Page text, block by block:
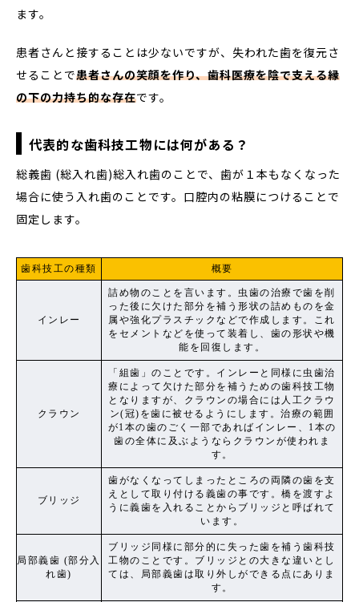
ます。
患者さんと接することは少ないですが、失われた歯を復元さ
せることで患者さんの笑顔を作り、歯科医療を陰で支える縁
の下の力持ち的な存在です。
代表的な歯科技工物には何がある？
総義歯 (総入れ歯)総入れ歯のことで、歯が１本もなくなった
場合に使う入れ歯のことです。口腔内の粘膜につけることで
固定します。
歯科技工の種類 概要
インレー
詰め物のことを言います。虫歯の治療で歯を削
った後に欠けた部分を補う形状の詰めものを金
属や強化プラスチックなどで作成します。これ
をセメントなどを使って装着し、歯の形状や機
能を回復します。
クラウン
「組歯」のことです。インレーと同様に虫歯治
療によって欠けた部分を補うための歯科技工物
となりますが、クラウンの場合には人工クラウ
ン(冠)を歯に被せるようにします。治療の範囲
が1本の歯のごく一部であればインレー、1本の
歯の全体に及ぶようならクラウンが使われま
す。
ブリッジ
歯がなくなってしまったところの両隣の歯を支
えとして取り付ける義歯の事です。橋を渡すよ
うに義歯を入れることからブリッジと呼ばれて
います。
局部義歯 (部分入
れ歯)
ブリッジ同様に部分的に失った歯を補う歯科技
工物のことです。ブリッジとの大きな違いとし
ては、局部義歯は取り外しができる点にありま
す。